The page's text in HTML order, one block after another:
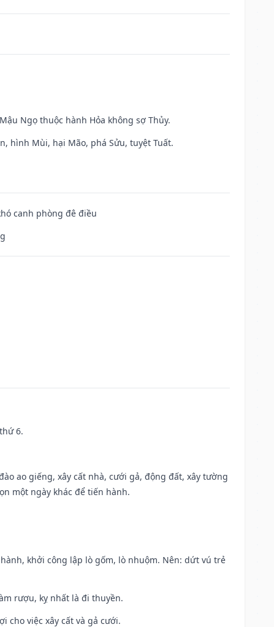
Ngọ thuộc hành Hỏa không sợ Thủy.
hình Mùi, hại Mão, phá Sửu, tuyệt Tuất.
canh phòng đê điều
6.
ao giếng, xây cất nhà, cưới gả, động đất, xây tường
một ngày khác để tiến hành.
khởi công lập lò gốm, lò nhuộm. Nên: dứt vú trẻ
rượu, kỵ nhất là đi thuyền.
cho việc xây cất và gả cưới.